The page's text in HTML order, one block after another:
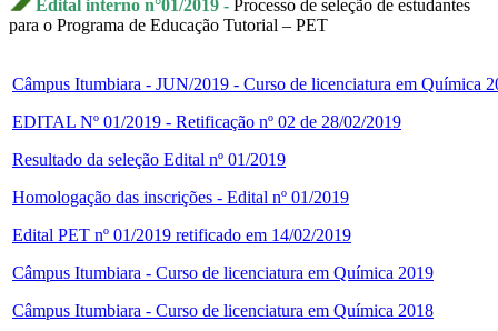
Edital interno n°01/2019 - Processo de seleção de estudantes
para o Programa de Educação Tutorial – PET
Câmpus Itumbiara - JUN/2019 - Curso de licenciatura em Química
EDITAL Nº 01/2019 - Retificação nº 02 de 28/02/2019
Resultado da seleção Edital nº 01/2019
Homologação das inscrições - Edital nº 01/2019
Edital PET nº 01/2019 retificado em 14/02/2019
Câmpus Itumbiara - Curso de licenciatura em Química 2019
Câmpus Itumbiara - Curso de licenciatura em Química 2018